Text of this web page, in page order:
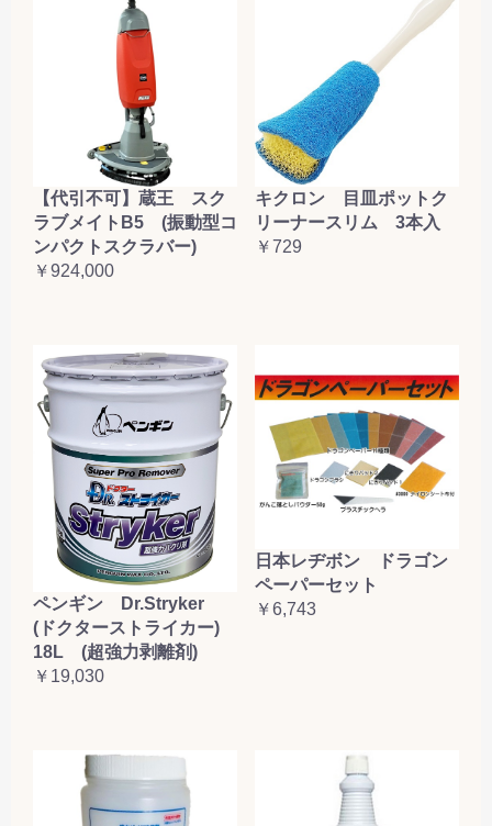
【代引不可】蔵王 スク
ラブメイトB5 (振動型コ
ンパクトスクラバー)
￥924,000
キクロン 目皿ポットク
リーナースリム 3本入
￥729
ペンギン Dr.Stryker
(ドクターストライカー)
18L (超強力剥離剤)
￥19,030
日本レヂボン ドラゴン
ペーパーセット
￥6,743